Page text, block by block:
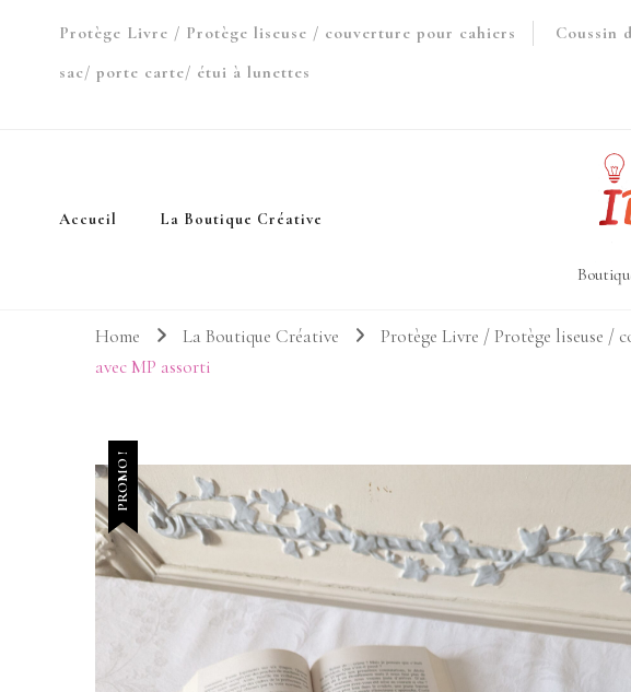
Protège Livre / Protège liseuse / couverture pour cahiers Coussin
sac/ porte carte/ étui à lunettes
Accueil La Boutique Créative
Home
La Boutique Créative Protège Livre / Protège liseuse /
avec MP assorti
PROMO !